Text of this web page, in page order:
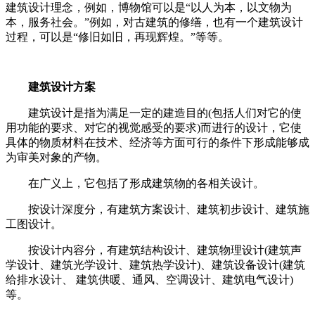
建筑设计理念，例如，博物馆可以是“以人为本，以文物为
本，服务社会。”例如，对古建筑的修缮，也有一个建筑设计
过程，可以是“修旧如旧，再现辉煌。”等等。
建筑设计方案
建筑设计是指为满足一定的建造目的(包括人们对它的使
用功能的要求、对它的视觉感受的要求)而进行的设计，它使
具体的物质材料在技术、经济等方面可行的条件下形成能够成
为审美对象的产物。
在广义上，它包括了形成建筑物的各相关设计。
按设计深度分，有建筑方案设计、建筑初步设计、建筑施
工图设计。
按设计内容分，有建筑结构设计、建筑物理设计(建筑声
学设计、建筑光学设计、建筑热学设计)、建筑设备设计(建筑
给排水设计、 建筑供暖、通风、空调设计、建筑电气设计)
等。